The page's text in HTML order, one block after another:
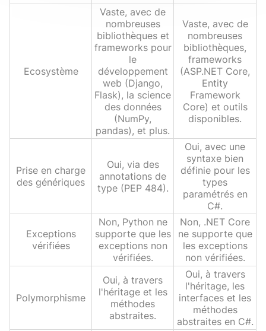
Ecosystème
Vaste, avec de
nombreuses
bibliothèques et
frameworks pour
le
développement
web (Django,
Flask), la science
des données
(NumPy,
pandas), et plus.
Vaste, avec de
nombreuses
bibliothèques,
frameworks
(ASP.NET Core,
Entity
Framework
Core) et outils
disponibles.
Prise en charge
des génériques
Oui, via des
annotations de
type (PEP 484).
Oui, avec une
syntaxe bien
définie pour les
types
paramétrés en
C#.
Exceptions
vérifiées
Non, Python ne
supporte que les
exceptions non
vérifiées.
Non, .NET Core
ne supporte que
les exceptions
non vérifiées.
Polymorphisme
Oui, à travers
l'héritage et les
méthodes
abstraites.
Oui, à travers
l'héritage, les
interfaces et les
méthodes
abstraites en C#.